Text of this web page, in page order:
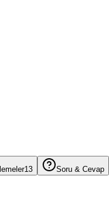
13 Soru & Cevap